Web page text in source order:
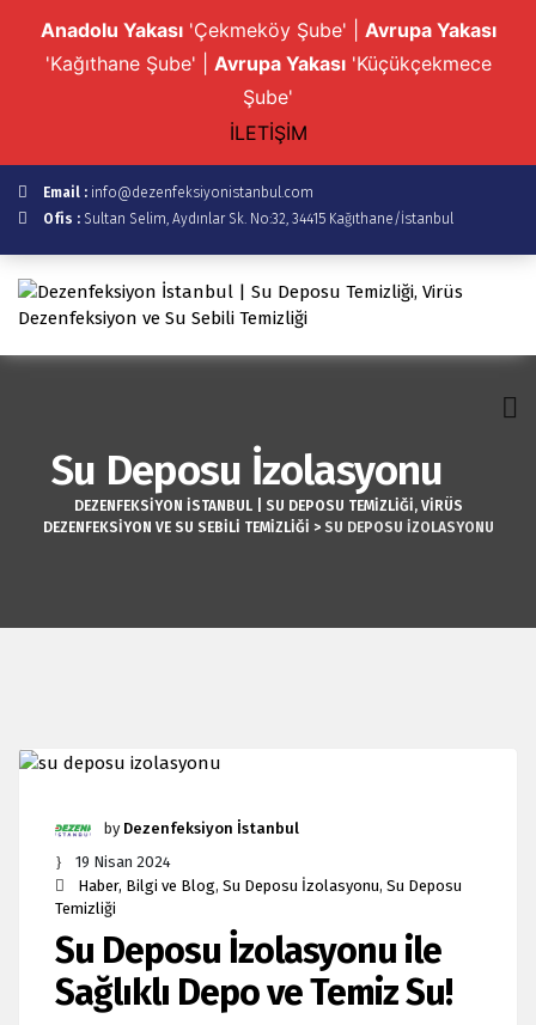
Anadolu Yakası'Çekmeköy Şube' | Avrupa Yakası
'Kağıthane Şube' | Avrupa Yakası'Küçükçekmece
Şube'
İLETİŞİM
Email : info@dezenfeksiyonistanbul.com
Ofis : Sultan Selim, Aydınlar Sk. No:32, 34415 Kağıthane/İstanbul
Su Deposu İzolasyonu
DEZENFEKSIYON İSTANBUL | SU DEPOSU TEMIZLIĞI, VIRÜS
DEZENFEKSIYON VE SU SEBILI TEMIZLIĞI > SU DEPOSU İZOLASYONU
by Dezenfeksiyon İstanbul
19 Nisan 2024
Haber, Bilgi ve Blog, Su Deposu İzolasyonu, Su Deposu
Temizliği
Su Deposu İzolasyonu ile
Sağlıklı Depo ve Temiz Su!